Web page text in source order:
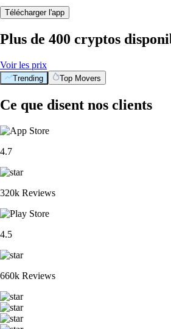
Télécharger l'app
Plus de 400 cryptos
Voir les prix
Trending Top Movers
Ce que disent nos clients
4.7
320k Reviews
4.5
660k Reviews